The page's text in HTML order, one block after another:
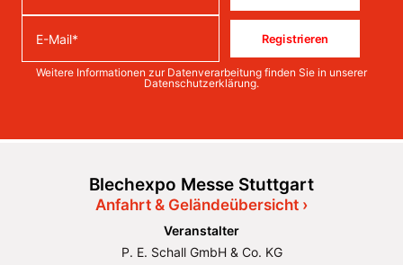
Registrieren
Weitere Informationen zur Datenverarbeitung finden Sie in unserer
Datenschutzerklärung.
Blechexpo Messe Stuttgart
Anfahrt & Geländeübersicht ›
Veranstalter
P. E. Schall GmbH & Co. KG